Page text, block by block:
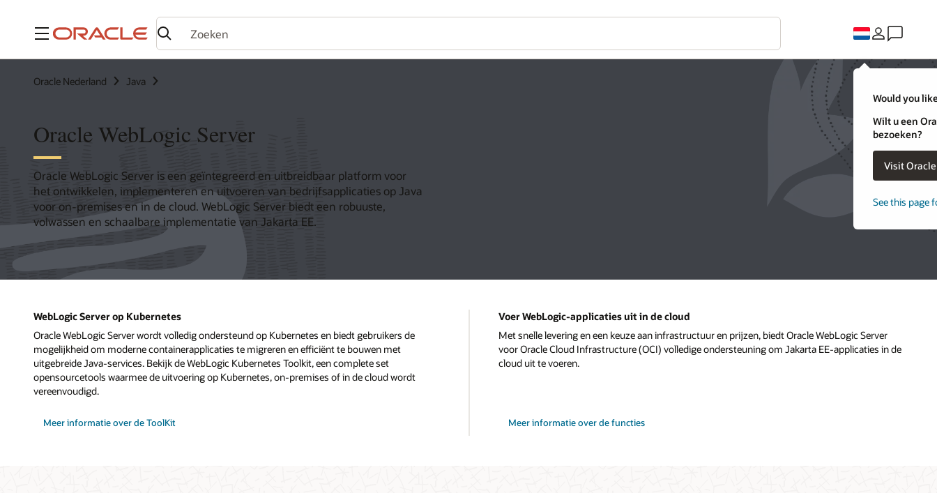
Menu
Would you
Wilt u een
bezoeken?
Visit
See this page
Oracle Nederland Java
Oracle WebLogic Server
Oracle WebLogic Server is een geïntegreerd en uitbreidbaar platform voor
het ontwikkelen, implementeren en uitvoeren van bedrijfsapplicaties op Java
voor on-premises en in de cloud. WebLogic Server biedt een robuuste,
volwassen en schaalbare implementatie van Jakarta EE.
WebLogic Server op Kubernetes
Oracle WebLogic Server wordt volledig ondersteund op Kubernetes en biedt gebruikers de
mogelijkheid om moderne containerapplicaties te migreren en efficiënt te bouwen met
uitgebreide Java-services. Bekijk de WebLogic Kubernetes Toolkit, een complete set
opensourcetools waarmee de uitvoering op Kubernetes, on-premises of in de cloud wordt
vereenvoudigd.
Meer informatie over de ToolKit
Voer WebLogic-applicaties uit in de cloud
Met snelle levering en een keuze aan infrastructuur en prijzen, biedt Oracle WebLogic Server
voor Oracle Cloud Infrastructure (OCI) volledige ondersteuning om Jakarta EE-applicaties in de
cloud uit te voeren.
Meer informatie over de functies